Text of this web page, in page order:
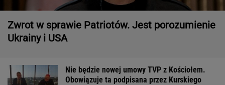
Zwrot w sprawie Patriotów. Jest porozumienie
Ukrainy i USA
Nie będzie nowej umowy TVP z Kościołem.
Obowiązuje ta podpisana przez Kurskiego